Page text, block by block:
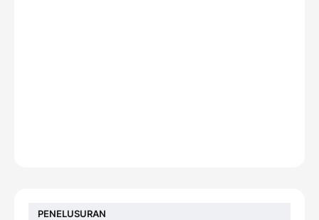
PENELUSURAN